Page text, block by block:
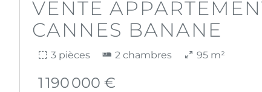
VENTE
CANNES BANANE
3 pièces 2 chambres 95 m²
1 190 000 €